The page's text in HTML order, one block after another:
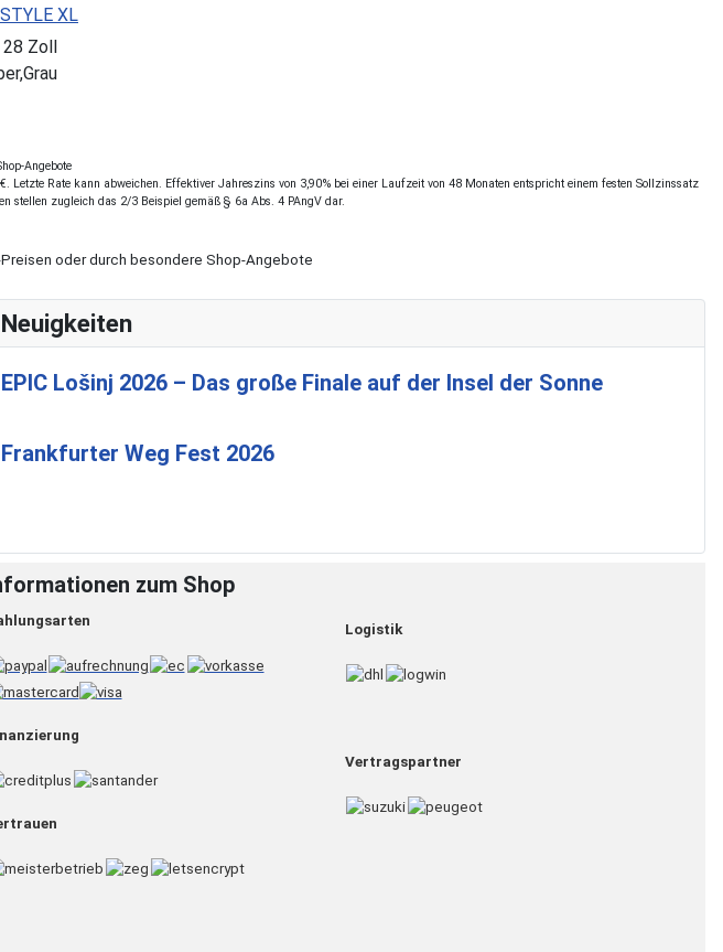
XL
28 Zoll
Angebote
Rate kann abweichen. Effektiver Jahreszins von 3,90% bei einer Laufzeit von 48 Monaten entspricht einem festen Sollzinssatz
stellen zugleich das 2/3 Beispiel gemäß § 6a Abs. 4 PAngV dar.
oder durch besondere Shop-Angebote
Neuigkeiten
EPIC Lošinj 2026 – Das große Finale auf der Insel der Sonne
Frankfurter Weg Fest 2026
zum Shop
Logistik
Vertragspartner